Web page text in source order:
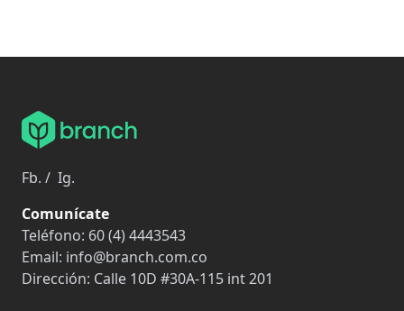
Fb. / Ig.
Comunícate
Teléfono: 60 (4) 4443543
Email: info@branch.com.co
Dirección: Calle 10D #30A-115 int 201